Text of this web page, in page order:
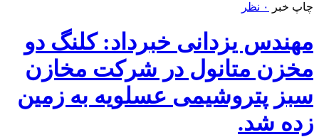
چاپ خبر
۰ نظر
مهندس یزدانی خبرداد: کلنگ دو
مخزن متانول در شرکت مخازن
سبز پتروشیمى عسلویه به زمین
زده شد.